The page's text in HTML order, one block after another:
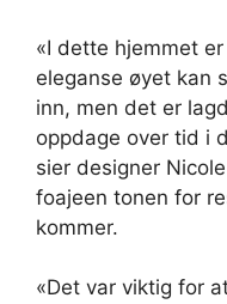
«I dette hjemmet
eleganse øyet kan
inn, men det er
oppdage over tid i
sier designer
foajeen tonen for
kommer.
«Det var viktig for